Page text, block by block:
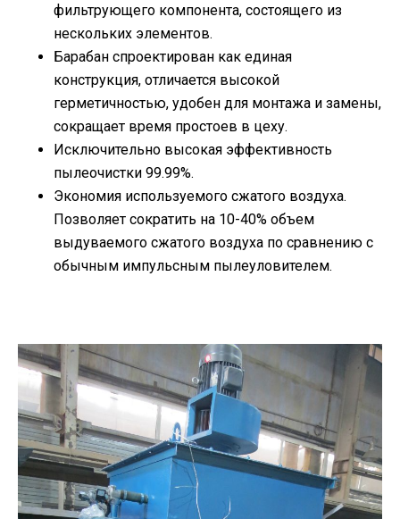
фильтрующего компонента, состоящего из
нескольких элементов.
Барабан спроектирован как единая
конструкция, отличается высокой
герметичностью, удобен для монтажа и замены,
сокращает время простоев в цеху.
Исключительно высокая эффективность
пылеочистки 99.99%.
Экономия используемого сжатого воздуха.
Позволяет сократить на 10-40% объем
выдуваемого сжатого воздуха по сравнению с
обычным импульсным пылеуловителем.